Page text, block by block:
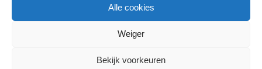
Alle cookies
Weiger
Bekijk voorkeuren